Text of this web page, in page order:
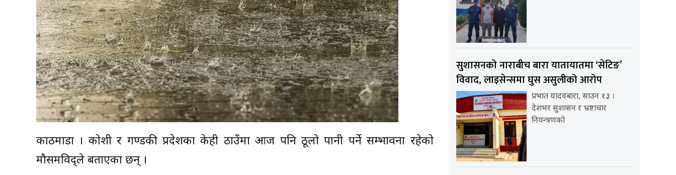
काठमाडौं । कोशी र गण्डकी प्रदेशका केही ठाउँमा आज पनि ठूलो पानी पर्ने सम्भावना रहेको
मौसमविद्ले बताएका छन् ।
सुशासनको नाराबीच बारा यातायातमा ‘सेटिङ’
विवाद, लाइसेन्समा घुस असुलीको आरोप
प्रभात यादवबारा, साउन १३ ।
देशभर सुशासन र भ्रष्टाचार
नियन्त्रणको